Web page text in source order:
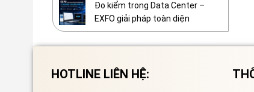
Đo kiểm trong Data Center –
EXFO giải pháp toàn diện
HOTLINE LIÊN HỆ: